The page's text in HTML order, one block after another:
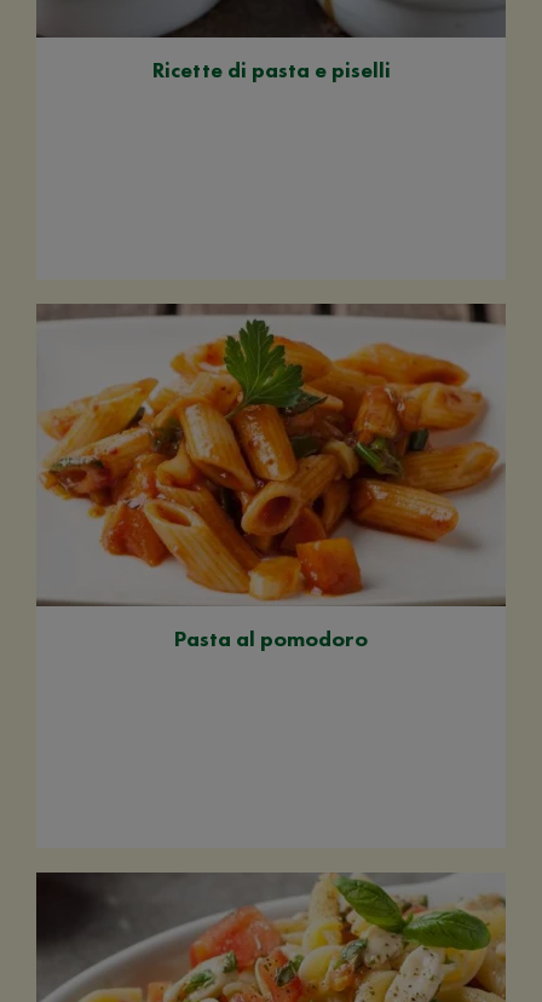
Ricette di pasta e piselli
Pasta al pomodoro